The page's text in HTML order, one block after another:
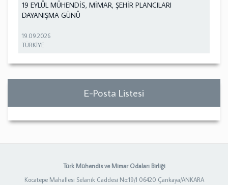
19 EYLÜL MÜHENDİS, MİMAR, ŞEHİR PLANCILARI
DAYANIŞMA GÜNÜ
19.09.2026
TÜRKİYE
E-Posta Listesi
Türk Mühendis ve Mimar Odaları Birliği
Kocatepe Mahallesi Selanik Caddesi No:19/1 06420 Çankaya/ANKARA